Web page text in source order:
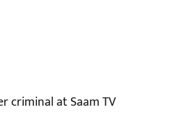
criminal at Saam TV